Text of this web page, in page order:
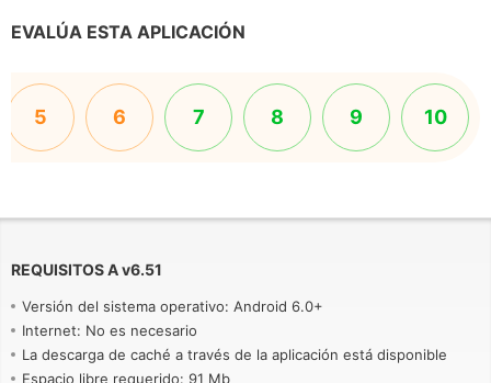
EVALÚA ESTA APLICACIÓN
5 6 7 8 9 10
REQUISITOS Av6.51
Versión del sistema operativo: Android 6.0+
Internet: No es necesario
La descarga de caché a través de la aplicación está disponible
Espacio libre requerido: 91 Mb